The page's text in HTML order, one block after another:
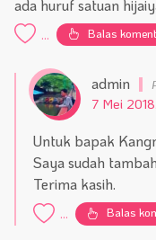
ada huruf satuan
... Balas
admin
7 Mei
Untuk bapak
Saya sudah
Terima kasih.
... Balas